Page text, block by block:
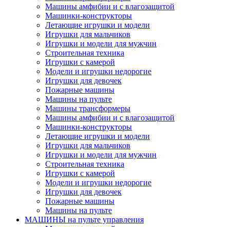
Машины амфибии и с влагозащитой
Машинки-конструкторы
Летающие игрушки и модели
Игрушки для мальчиков
Игрушки и модели для мужчин
Строительная техника
Игрушки с камерой
Модели и игрушки недорогие
Игрушки для девочек
Пожарные машины
Машины на пульте
Машины трансформеры
Машины амфибии и с влагозащитой
Машинки-конструкторы
Летающие игрушки и модели
Игрушки для мальчиков
Игрушки и модели для мужчин
Строительная техника
Игрушки с камерой
Модели и игрушки недорогие
Игрушки для девочек
Пожарные машины
Машины на пульте
МАШИНЫ на пульте управления